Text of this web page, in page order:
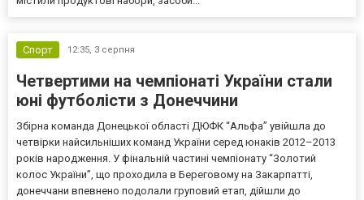
Спорт 12:35, 3 серпня
Четвертими на чемпіонаті України стали
юні футболісти з Донеччини
Збірна команда Донецької області ДЮФК “Альфа” увійшла до
четвірки найсильніших команд України серед юнаків 2012–2013
років народження. У фінальній частині чемпіонату “Золотий
колос України”, що проходила в Береговому на Закарпатті,
донеччани впевнено подолали груповий етап, дійшли до